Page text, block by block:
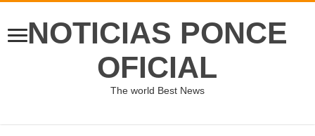
NOTICIAS PONCE
OFICIAL
The world Best News